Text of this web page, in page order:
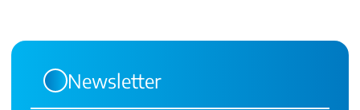
Newsletter